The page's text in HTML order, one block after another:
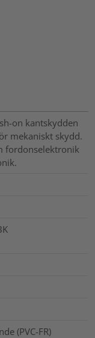
on kantskydden
mekaniskt skydd.
fordonselektronik
(PVC-FR)